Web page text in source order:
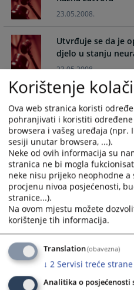
to
interact
with
the
calendar
select
date.
Press
the
question
mark
key
to
get
the
keyboard
shortcuts
for
changing
dates.
with
the
select
date.
Press
the
mark
key
to
get
dates.
23.05.2008.
Utvrđuje se da je
djelo u stanju
23.05.2008.
Određivanje
23.05.2008.
Presuda kojom se
optužbe i
23.05.2008.
Postojanje
odgovornost -
23.05.2008.
Presuda na
krivnje
23.05.2008.
Korištenje
Ova web stranica koristi
pohranjivati i koristiti
browsera i vašeg uređaja (npr.
sesiji unutar browsera, ...).
Neke od ovih informacija su
stranica ne bi mogla
neke nisu prijeko neophodne
procjenu nivoa posjećenosti,
stranice...).
Na ovom mjestu možete
korištenje tih informacija.
Translation(obavezna)
↓ 2 Servisi treće strane
Analitika o posjećenosti